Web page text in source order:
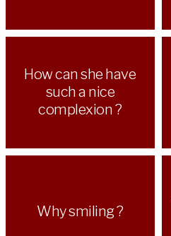
How can she have
such a nice
complexion ?
Why smiling ?